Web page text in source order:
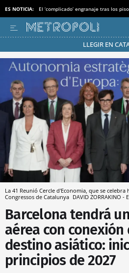
ES NOTICIA: El ‘complicado’ engranaje tras los
LLEGIR EN
Pásate al MODO
La 41 Reunió Cercle d'Economia, que se
Congressos de Catalunya DAVID ZORRAKINO -
Barcelona tendrá
aérea con
destino asiático:
principios de 2027